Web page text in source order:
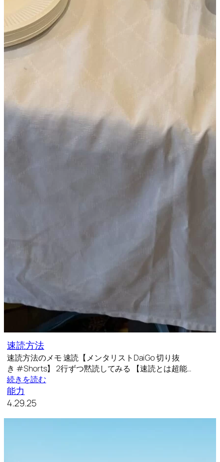
速読方法
速読方法のメモ 速読【メンタリストDaiGo 切り抜
き #Shorts】 2行ずつ黙読してみる 【速読とは超能…
続きを読む
能力
4.29.25